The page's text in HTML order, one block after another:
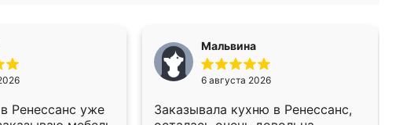
Ренессанс уже
Мальвина
6 августа 2026
Заказывала кухню в Ренессанс,